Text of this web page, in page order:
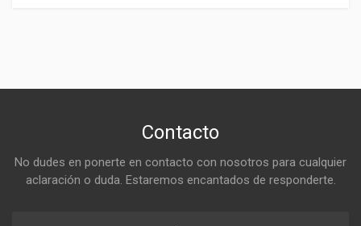
Contacto
No dudes en ponerte en contacto con nosotros para cualquier
aclaración o duda. Estaremos encantados de responderte.